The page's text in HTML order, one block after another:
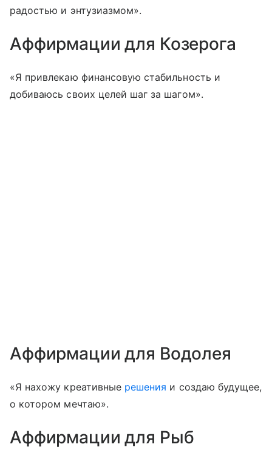
радостью и энтузиазмом».
Аффирмации для Козерога
«Я привлекаю финансовую стабильность и
добиваюсь своих целей шаг за шагом».
Аффирмации для Водолея
«Я нахожу креативные решения и создаю будущее,
о котором мечтаю».
Аффирмации для Рыб